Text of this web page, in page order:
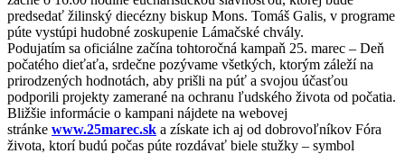
predsedať žilinský diecézny biskup Mons. Tomáš Galis, v programe
púte vystúpi hudobné zoskupenie Lámačské chvály.
Podujatím sa oficiálne začína tohtoročná kampaň 25. marec – Deň
počatého dieťaťa, srdečne pozývame všetkých, ktorým záleží na
prirodzených hodnotách, aby prišli na púť a svojou účasťou
podporili projekty zamerané na ochranu ľudského života od počatia.
Bližšie informácie o kampani nájdete na webovej
stránke www.25marec.sk a získate ich aj od dobrovoľníkov Fóra
života, ktorí budú počas púte rozdávať biele stužky – symbol